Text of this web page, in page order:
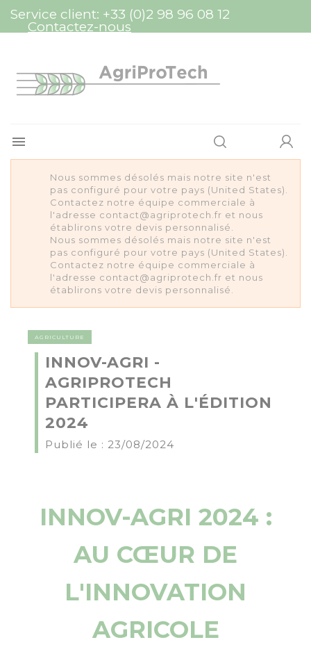
Service client: +33 (0)2 98 96 08 12
Contactez-nous

Nous sommes désolés mais notre site n'est
pas configuré pour votre pays (United States).
Contactez notre équipe commerciale à
l'adresse contact@agriprotech.fr et nous
établirons votre devis personnalisé.
Nous sommes désolés mais notre site n'est
pas configuré pour votre pays (United States).
Contactez notre équipe commerciale à
l'adresse contact@agriprotech.fr et nous
établirons votre devis personnalisé.
AGRICULTURE
INNOV-AGRI -
AGRIPROTECH
PARTICIPERA À L'ÉDITION
2024
Publié le : 23/08/2024
INNOV-AGRI 2024 :
AU CŒUR DE
L'INNOVATION
AGRICOLE
Panneau de gestion des cookies